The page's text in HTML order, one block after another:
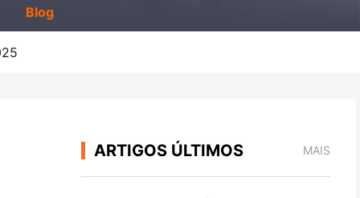
Blog
ARTIGOS ÚLTIMOS MAIS